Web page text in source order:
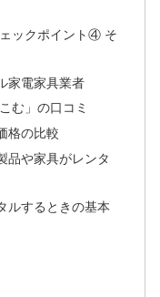
ックポイント④ そ
家電家具業者
む」の口コミ
格の比較
品や家具がレンタ
ルするときの基本